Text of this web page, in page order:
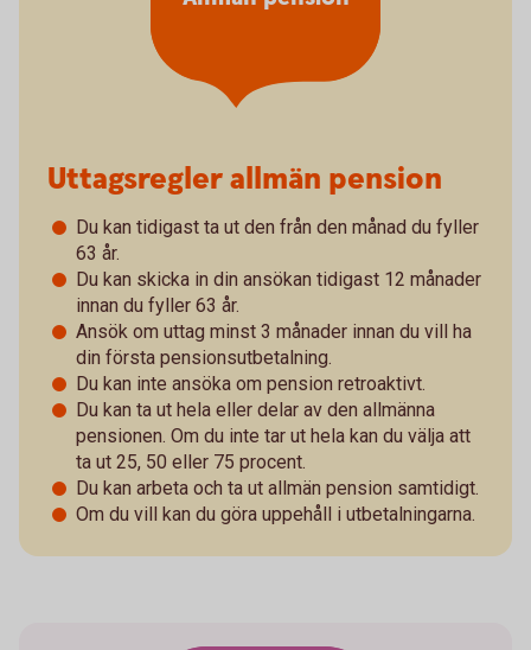
Uttagsregler allmän pension
Du kan tidigast ta ut den från den månad du fyller
63 år.
Du kan skicka in din ansökan tidigast 12 månader
innan du fyller 63 år.
Ansök om uttag minst 3 månader innan du vill ha
din första pensionsutbetalning.
Du kan inte ansöka om pension retroaktivt.
Du kan ta ut hela eller delar av den allmänna
pensionen. Om du inte tar ut hela kan du välja att
ta ut 25, 50 eller 75 procent.
Du kan arbeta och ta ut allmän pension samtidigt.
Om du vill kan du göra uppehåll i utbetalningarna.